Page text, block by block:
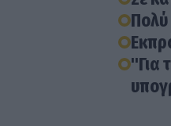
Πολύ
"Για